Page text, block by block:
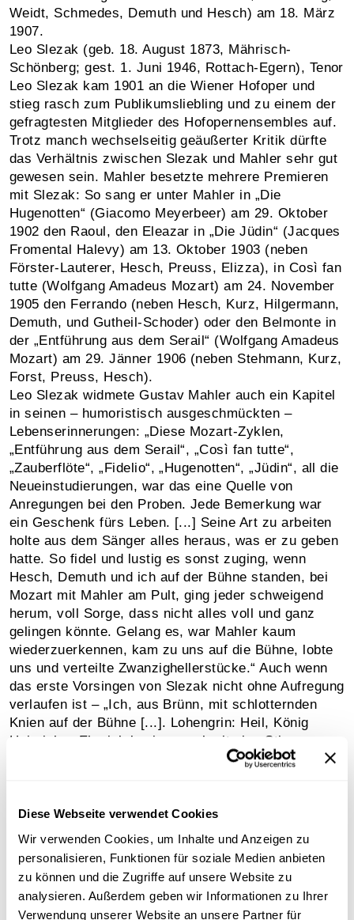
Diese Webseite verwendet Cookies
Wir verwenden Cookies, um Inhalte und Anzeigen zu
personalisieren, Funktionen für soziale Medien anbieten
zu können und die Zugriffe auf unsere Website zu
analysieren. Außerdem geben wir Informationen zu Ihrer
Verwendung unserer Website an unsere Partner für
Weidt, Schmedes, Demuth und Hesch) am 18. März
1907.
Leo Slezak (geb. 18. August 1873, Mährisch-
Schönberg; gest. 1. Juni 1946, Rottach-Egern), Tenor
Leo Slezak kam 1901 an die Wiener Hofoper und
stieg rasch zum Publikumsliebling und zu einem der
gefragtesten Mitglieder des Hofopernensembles auf.
Trotz manch wechselseitig geäußerter Kritik dürfte
das Verhältnis zwischen Slezak und Mahler sehr gut
gewesen sein. Mahler besetzte mehrere Premieren
mit Slezak: So sang er unter Mahler in „Die
Hugenotten“ (Giacomo Meyerbeer) am 29. Oktober
1902 den Raoul, den Eleazar in „Die Jüdin“ (Jacques
Fromental Halevy) am 13. Oktober 1903 (neben
Förster-Lauterer, Hesch, Preuss, Elizza), in Così fan
tutte (Wolfgang Amadeus Mozart) am 24. November
1905 den Ferrando (neben Hesch, Kurz, Hilgermann,
Demuth, und Gutheil-Schoder) oder den Belmonte in
der „Entführung aus dem Serail“ (Wolfgang Amadeus
Mozart) am 29. Jänner 1906 (neben Stehmann, Kurz,
Forst, Preuss, Hesch).
Leo Slezak widmete Gustav Mahler auch ein Kapitel
in seinen – humoristisch ausgeschmückten –
Lebenserinnerungen: „Diese Mozart-Zyklen,
„Entführung aus dem Serail“, „Così fan tutte“,
„Zauberflöte“, „Fidelio“, „Hugenotten“, „Jüdin“, all die
Neueinstudierungen, war das eine Quelle von
Anregungen bei den Proben. Jede Bemerkung war
ein Geschenk fürs Leben. [...] Seine Art zu arbeiten
holte aus dem Sänger alles heraus, was er zu geben
hatte. So fidel und lustig es sonst zuging, wenn
Hesch, Demuth und ich auf der Bühne standen, bei
Mozart mit Mahler am Pult, ging jeder schweigend
herum, voll Sorge, dass nicht alles voll und ganz
gelingen könnte. Gelang es, war Mahler kaum
wiederzuerkennen, kam zu uns auf die Bühne, lobte
uns und verteilte Zwanzighellerstücke.“ Auch wenn
das erste Vorsingen von Slezak nicht ohne Aufregung
verlaufen ist – „Ich, aus Brünn, mit schlotternden
Knien auf der Bühne [...]. Lohengrin: Heil, König
Heinrich... Ehe ich beginne, schreit eine Stimme aus
dem finsteren Parkett: ‚Sie, ich mache Sie darauf
liebevoll ermunterte. Mir wurde schwarz vor den
Augen.“ – überwog letztendlich doch der Respekt vor
dem Dirigenten und Künstler Mahler: „Im Mai [Anm.:
1911], als ich von Amerika kam, besuchte ich ihn im
Sanatorium Löw in Wien. Es war zu spät, ich durfte
ihn nicht mehr sehen. In derselben Nacht ist er